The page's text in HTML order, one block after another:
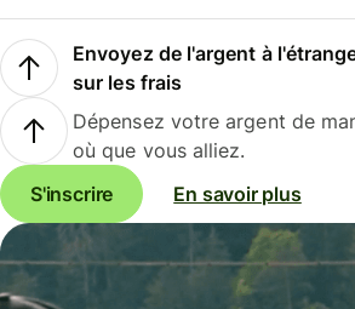
Envoyez de l'argent à
sur les frais
Dépensez votre argent de
où que vous alliez.
S'inscrire
En savoir plus